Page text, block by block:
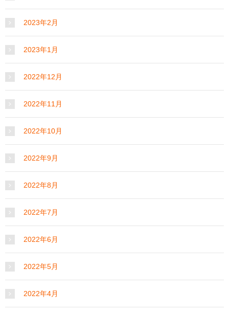
2023年2月
2023年1月
2022年12月
2022年11月
2022年10月
2022年9月
2022年8月
2022年7月
2022年6月
2022年5月
2022年4月